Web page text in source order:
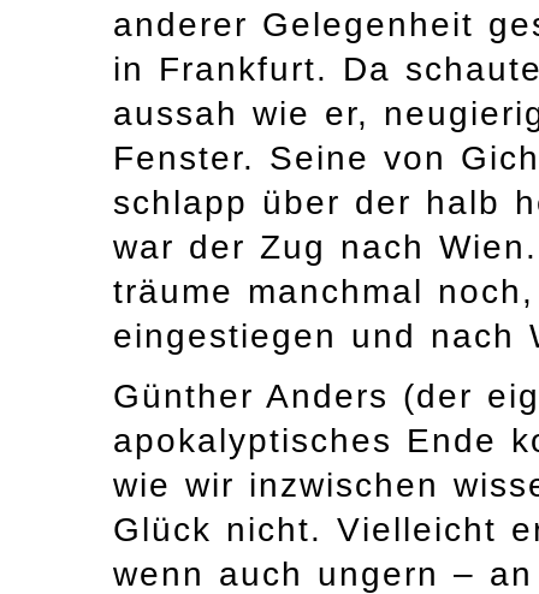
anderer Gelegenheit
in Frankfurt. Da
aussah wie er,
Fenster. Seine von
schlapp über der halb
war der Zug nach
träume manchmal
eingestiegen und
Günther Anders (der
apokalyptisches Ende
wie wir inzwischen
Glück nicht. Vielleicht
wenn auch ungern –